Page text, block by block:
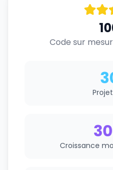
Code sur
Croissance